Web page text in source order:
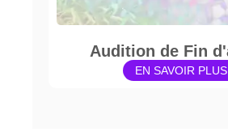
Audition de Fin
EN SAVOIR PLUS